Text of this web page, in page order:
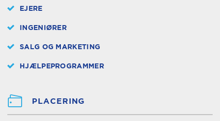
EJERE
INGENIØRER
SALG OG MARKETING
HJÆLPEPROGRAMMER
PLACERING